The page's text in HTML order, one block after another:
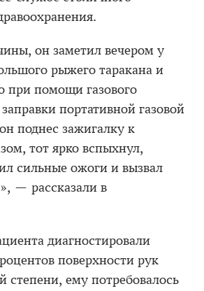
он заметил вечером у
рыжего таракана и
при помощи газового
портативной газовой
поднес зажигалку к
тот ярко вспыхнул,
сильные ожоги и вызвал
— рассказали в
диагностировали
поверхности рук
степени, ему потребовалось